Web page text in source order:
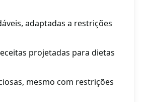
adaptadas a restrições
projetadas para dietas
mesmo com restrições